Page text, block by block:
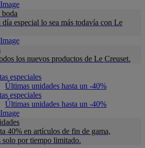
boda
día especial lo sea más todavía con Le
los nuevos productos de Le Creuset.
especiales
Últimas unidades hasta un -40%
especiales
Últimas unidades hasta un -40%
40% en artículos de fin de gama,
solo por tiempo limitado.